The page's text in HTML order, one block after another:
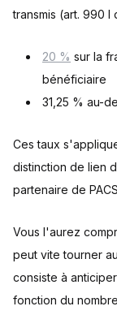
transmis (art. 990 I
20 % sur la
bénéficiaire
31,25 % au-
Ces taux
distinction de lien
partenaire de
Vous l'aurez
peut vite tourner
consiste à
fonction du